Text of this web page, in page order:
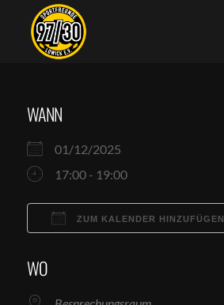
WANN
01/12/2025
17:00 - 19:00
ZUM KALENDER HINZUFÜGEN
WO